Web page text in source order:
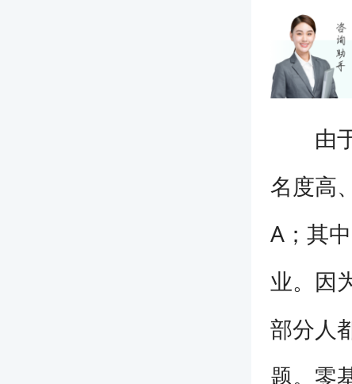
由于
名度高
A；其
业。因
部分人
题。零